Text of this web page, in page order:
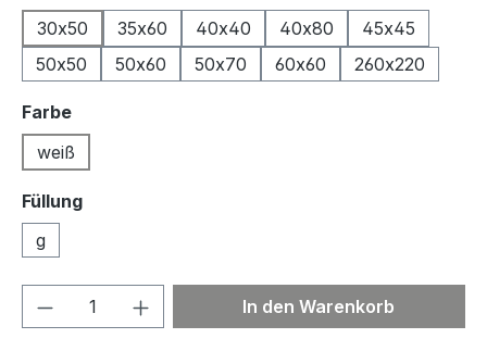
30x50
35x60 40x40 40x80
45x45
50x50
50x60 50x70 60x60 260x220
Farbeauswählen
weiß
Füllung
g
Produkt Anzahl: Gib denIn den Warenkorb